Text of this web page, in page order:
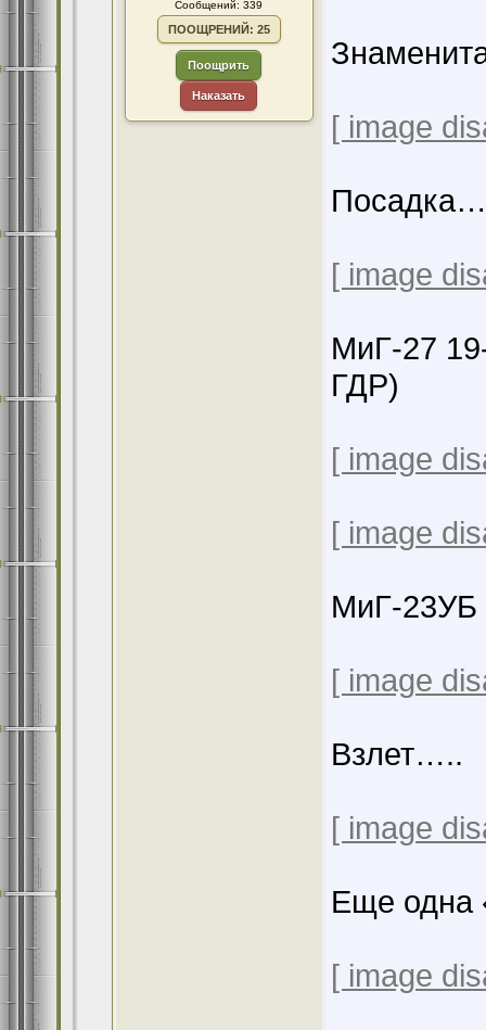
Сообщений: 339
ПООЩРЕНИЙ: 25
Поощрить
Наказать
[ image
Посадка…
[ image
МиГ-27
ГДР)
[ image
[ image
МиГ-23УБ
[ image
Взлет…..
[ image
Еще одна
[ image